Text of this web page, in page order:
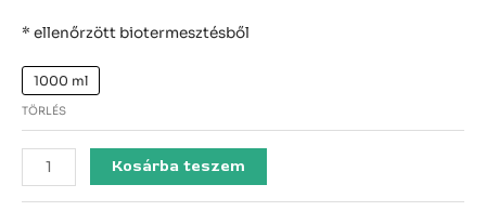
* ellenőrzött biotermesztésből
1000 ml
TÖRLÉS
Kosárba teszem